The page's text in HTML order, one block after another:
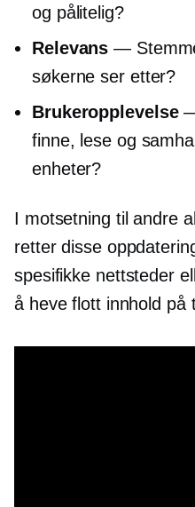
og pålitelig?
Relevans —
søkerne ser etter?
Brukeropplevelse—
finne, lese og
enheter?
I motsetning til andre
retter disse
spesifikke nettsteder
å heve flott innhold på